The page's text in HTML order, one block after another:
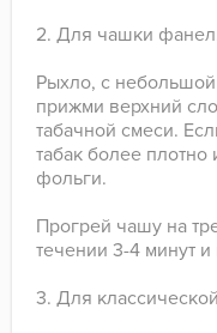
2. Для чашки
Рыхло, с
прижми верхний
табачной смеси.
табак более плотно
фольги.
Прогрей чашу на
течении 3-4 минут
3. Для